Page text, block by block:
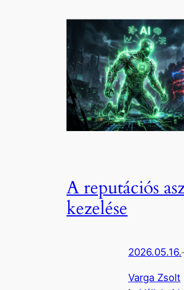
A reputációs
kezelése
2026.05.16.
Varga Zsolt